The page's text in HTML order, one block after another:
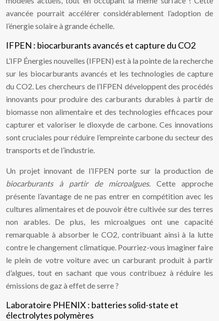
avancée pourrait accélérer considérablement l’adoption de
l’énergie solaire à grande échelle.
IFPEN : biocarburants avancés et capture du CO2
L’IFP Énergies nouvelles (IFPEN) est à la pointe de la recherche
sur les biocarburants avancés et les technologies de capture
du CO2. Les chercheurs de l’IFPEN développent des procédés
innovants pour produire des carburants durables à partir de
biomasse non alimentaire et des technologies efficaces pour
capturer et valoriser le dioxyde de carbone. Ces innovations
sont cruciales pour réduire l’empreinte carbone du secteur des
transports et de l’industrie.
Un projet innovant de l’IFPEN porte sur la production de
biocarburants à partir de microalgues. Cette approche
présente l’avantage de ne pas entrer en compétition avec les
cultures alimentaires et de pouvoir être cultivée sur des terres
non arables. De plus, les microalgues ont une capacité
remarquable à absorber le CO2, contribuant ainsi à la lutte
contre le changement climatique. Pourriez-vous imaginer faire
le plein de votre voiture avec un carburant produit à partir
d’algues, tout en sachant que vous contribuez à réduire les
émissions de gaz à effet de serre ?
Laboratoire PHENIX : batteries solid-state et
électrolytes polymères